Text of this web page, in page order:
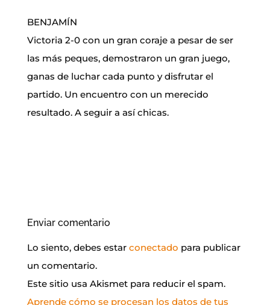
BENJAMÍN
Victoria 2-0 con un gran coraje a pesar de ser
las más peques, demostraron un gran juego,
ganas de luchar cada punto y disfrutar el
partido. Un encuentro con un merecido
resultado. A seguir a así chicas.
Enviar comentario
Lo siento, debes estar conectado para publicar
un comentario.
Este sitio usa Akismet para reducir el spam.
Aprende cómo se procesan los datos de tus